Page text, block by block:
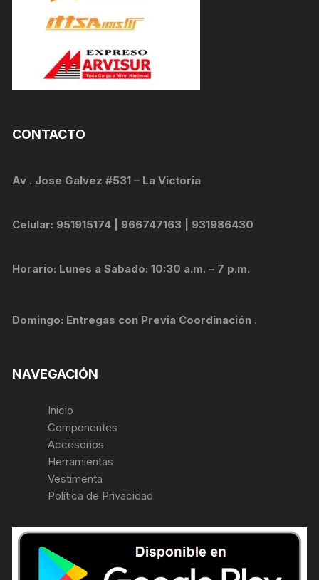
CONTACTO
Av . Jose Galvez #531 – La Victoria
Celular: 951915174 | 966747163 | 931986430
Horario: Lunes a Sábado: 10:30 a.m. – 7 p.m.
Domingo: Entregas con Previa Coordinación .
NAVEGACIÓN
Inicio
Componentes
Accesorios
Herramientas
Vestimenta
Política de Privacidad